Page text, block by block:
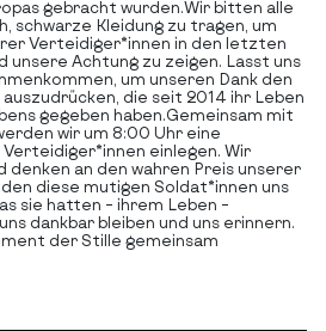
gebracht wurden.Wir bitten alle
schwarze Kleidung zu tragen, um
Verteidiger*innen in den letzten
unsere Achtung zu zeigen. Lasst uns
um unseren Dank den
die seit 2014 ihr Leben
gegeben haben.Gemeinsam mit
wir um 8:00 Uhr eine
einlegen. Wir
denken an den wahren Preis unserer
diese mutigen Soldat*innen uns
sie hatten – ihrem Leben –
dankbar bleiben und uns erinnern.
der Stille gemeinsam